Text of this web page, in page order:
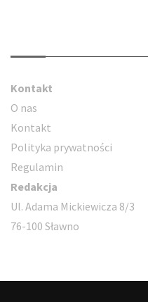
Kontakt
O nas
Kontakt
Polityka prywatności
Regulamin
Redakcja
Ul. Adama Mickiewicza 8/3
76-100 Sławno